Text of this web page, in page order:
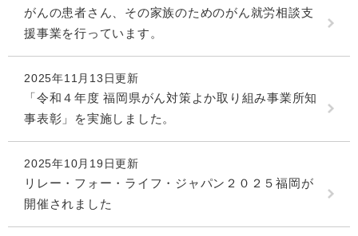
がんの患者さん、その家族のためのがん就労相談支
援事業を行っています。
2025年11月13日更新
「令和４年度 福岡県がん対策よか取り組み事業所知
事表彰」を実施しました。
2025年10月19日更新
リレー・フォー・ライフ・ジャパン２０２５福岡が
開催されました